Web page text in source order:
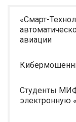
«Смарт-
авиации
Студенты
электронную